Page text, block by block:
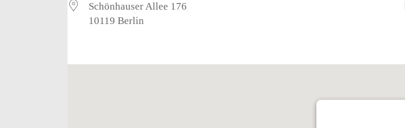
Schönhauser Allee 176
10119 Berlin